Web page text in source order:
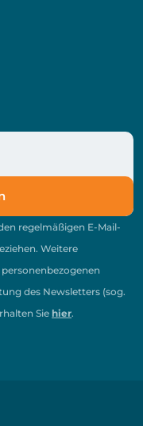
regelmäßigen E-Mail-
Weitere
des Newsletters (sog.
Sie hier.